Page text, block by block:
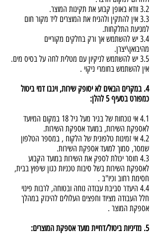
3.2 וודא באופן קבוע את תקינות המוצר.
3.3 אין להתקין ולהניח את המוצרים ליד מקור חום
למניעת התלקחות.
3.4 יש להשתמש אך ורק בחלקים מקוריים
מהיבואן\יצרן.
3.5 יש להשתמש לניקיון עם מטלית לחה על בסיס מים.
אין להשתמש בחומרי ניקוי .
4. במקרים הבאים לא יסופק שירות, ויגבו דמי ביטול
כמפורט בסעיף 5 להלן:
4.1 אי נוכחות של בגיר מעל גיל 18 במקום המיועד
לאספקת השירות, במועד אספקת השירות.
4.2 אי זמינות טלפונית של הלקוח , במספר הטלפון
שמסר, סמוך למועד אספקת השירות.
4.3 חוסר יכולת לספק את השירות במועד הקבוע
לאספקת השירות בשל סיבות טכניות כגון שיפוץ בבית,
חסימת רחוב וכיו"ב .
4.4 היעדר סביבת עבודה נוחה ובטוחה, לרבות פינוי
חלל העבודה מציוד וחפצים העלולים להינזק במהלך
אספקת המוצר .
5. מדיניות ביטול/דחיית מועד אספקת המוצרים: